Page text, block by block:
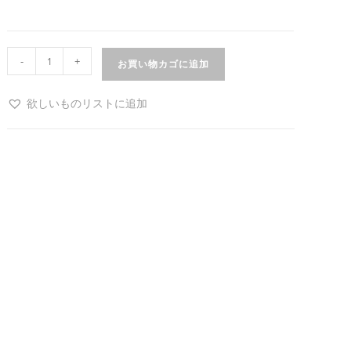
- + お買い物カゴに追加
欲しいものリストに追加